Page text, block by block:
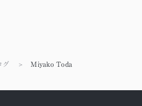
グ Miyako Toda